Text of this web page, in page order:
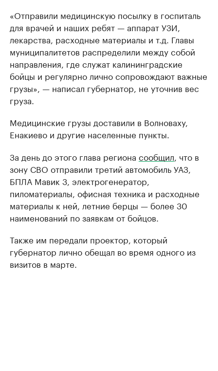
«Отправили медицинскую посылку в госпиталь
для врачей и наших ребят — аппарат УЗИ,
лекарства, расходные материалы и т.д. Главы
муниципалитетов распределили между собой
направления, где служат калининградские
бойцы и регулярно лично сопровождают важные
грузы», — написал губернатор, не уточнив вес
груза.
Медицинские грузы доставили в Волноваху,
Енакиево и другие населенные пункты.
За день до этого глава региона сообщил , что в
зону СВО отправили третий автомобиль УАЗ,
БПЛА Мавик 3, электрогенератор,
пиломатериалы, офисная техника и расходные
материалы к ней, летние берцы — более 30
наименований по заявкам от бойцов.
Также им передали проектор, который
губернатор лично обещал во время одного из
визитов в марте.